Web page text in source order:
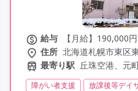
給与
【月給】190,000
住所 北海道札幌市東区
最寄り駅 丘珠空港、元
障がい者支援
放課後等デイ